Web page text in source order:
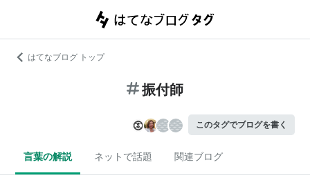
はてなブログ トップ
振付師
このタグでブログを書く
言葉の解説 ネットで話題 関連ブログ